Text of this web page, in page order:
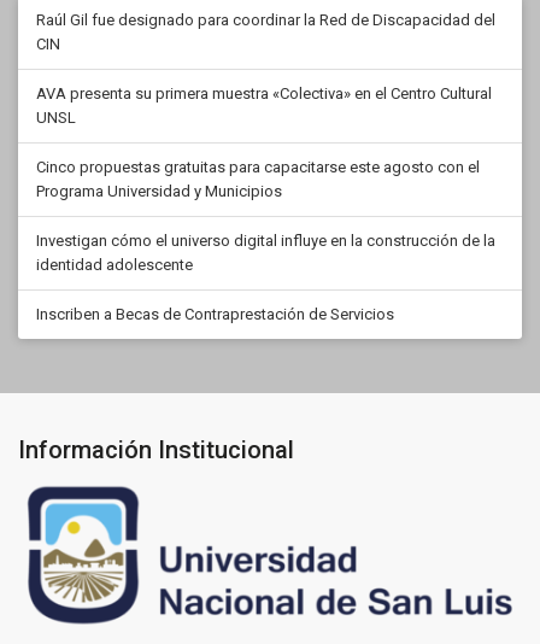
Raúl Gil fue designado para coordinar la Red de Discapacidad del
CIN
AVA presenta su primera muestra «Colectiva» en el Centro Cultural
UNSL
Cinco propuestas gratuitas para capacitarse este agosto con el
Programa Universidad y Municipios
Investigan cómo el universo digital influye en la construcción de la
identidad adolescente
Inscriben a Becas de Contraprestación de Servicios
Información Institucional